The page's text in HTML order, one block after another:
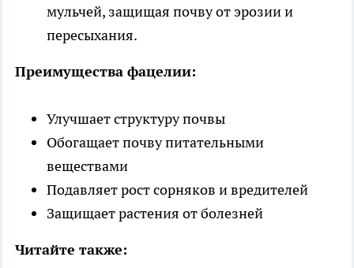
мульчей, защищая почву от эрозии и
пересыхания.
Преимущества фацелии:
Улучшает структуру почвы
Обогащает почву питательными
веществами
Подавляет рост сорняков и вредителей
Защищает растения от болезней
Читайте также: